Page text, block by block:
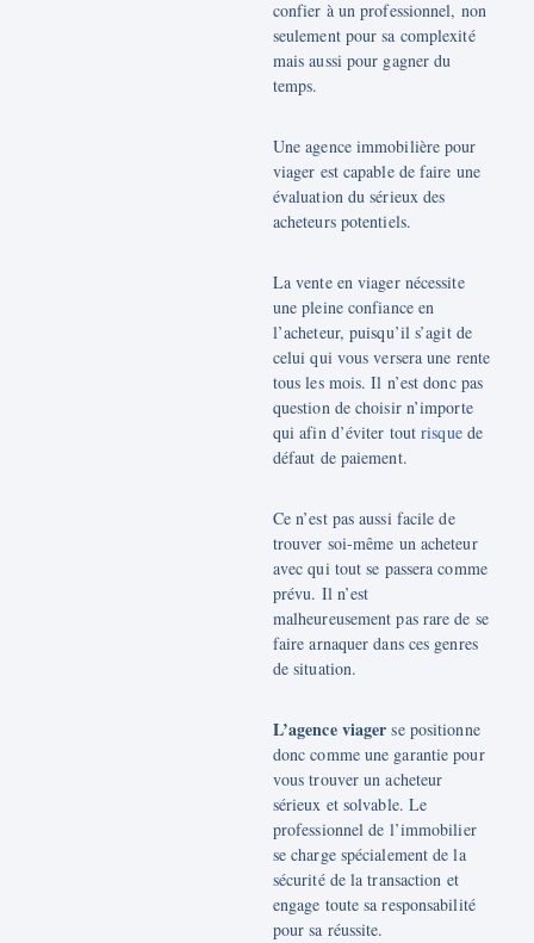
confier à un professionnel, non
seulement pour sa complexité
mais aussi pour gagner du
temps.
Une agence immobilière pour
viager est capable de faire une
évaluation du sérieux des
acheteurs potentiels.
La vente en viager nécessite
une pleine confiance en
l’acheteur, puisqu’il s’agit de
celui qui vous versera une rente
tous les mois. Il n’est donc pas
question de choisir n’importe
qui afin d’éviter toutrisquede
défaut de paiement.
Ce n’est pas aussi facile de
trouver soi-même un acheteur
avec qui tout se passera comme
prévu. Il n’est
malheureusement pas rare de se
faire arnaquer dans ces genres
de situation.
L’agence viager se positionne
donc comme une garantie pour
vous trouver un acheteur
sérieux et solvable. Le
professionnel de l’immobilier
se charge spécialement de la
sécurité de la transaction et
engage toute sa responsabilité
pour sa réussite.